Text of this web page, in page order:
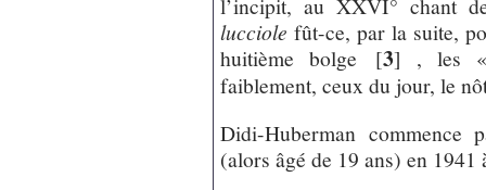
l’incipit, au XXVI° chant
lucciole fût-ce, par la suite,
huitième bolge [3] , les «
faiblement, ceux du jour, le
Didi-Huberman commence
(alors âgé de 19 ans) en 1941